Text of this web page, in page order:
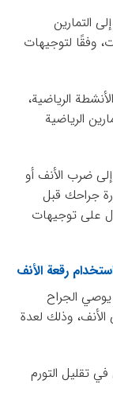
إلى التمارين
وفقًا لتوجيهات
الرياضية،
الرياضية
ضرب الأنف أو
جراحك قبل
على توجيهات
رقعة الأنف
الجراح
وذلك لعدة
تقليل التورم